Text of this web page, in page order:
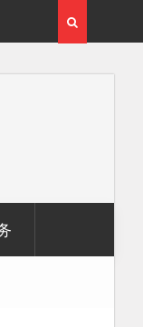
建设中的应用